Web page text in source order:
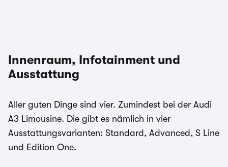
Innenraum, Infotainment und
Ausstattung
Aller guten Dinge sind vier. Zumindest bei der Audi
A3 Limousine. Die gibt es nämlich in vier
Ausstattungsvarianten: Standard, Advanced, S Line
und Edition One.